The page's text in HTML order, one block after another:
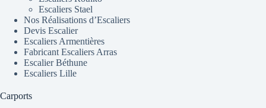
Escaliers Stael
Nos Réalisations d’Escaliers
Devis Escalier
Escaliers Armentières
Fabricant Escaliers Arras
Escalier Béthune
Escaliers Lille
Carports